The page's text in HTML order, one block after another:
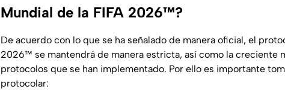
Mundial de la FIFA 2026™?
De acuerdo con lo que se ha señalado de manera oficial, el
2026™ se mantendrá de manera estricta, así como la creciente
protocolos que se han implementado. Por ello es importante
protocolar: